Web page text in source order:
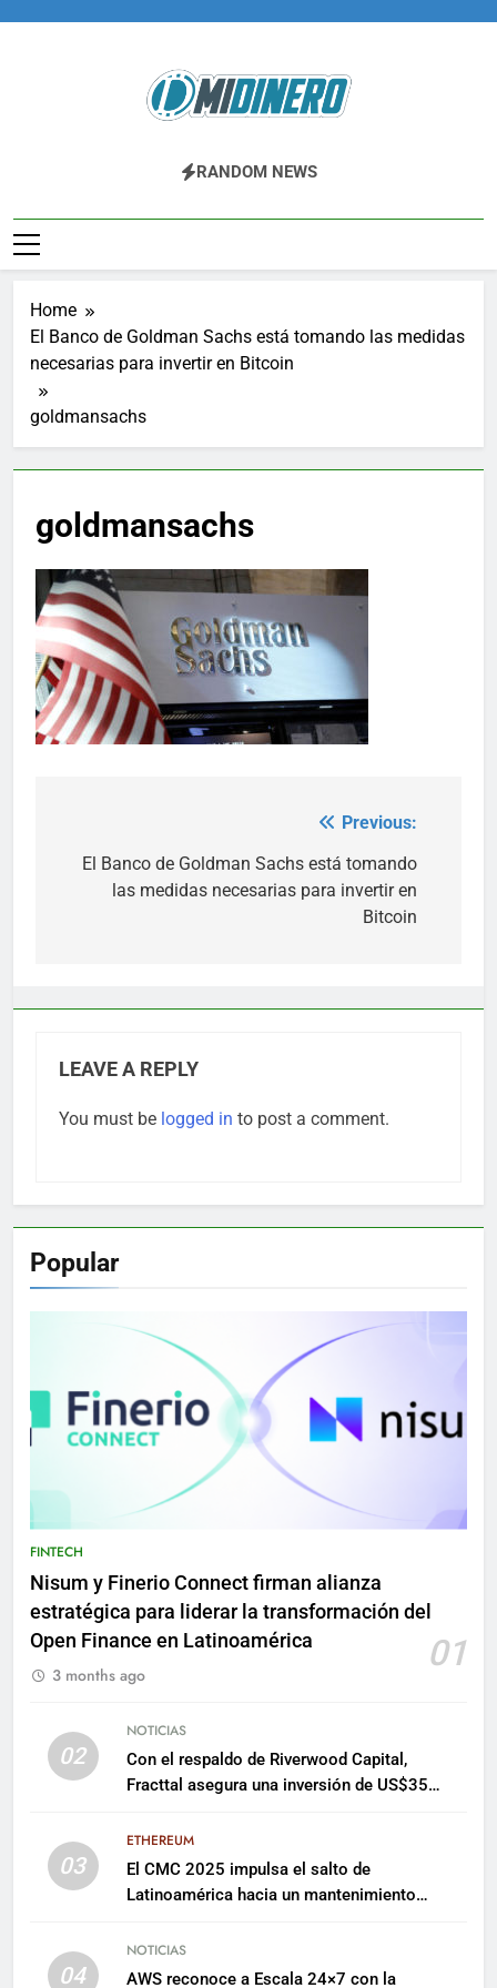
Midinero.co
Fintech, Criptomonedas
RANDOM NEWS
Home
El Banco de Goldman Sachs está tomando las medidas
necesarias para invertir en Bitcoin
goldmansachs
goldmansachs
navigation
Previous:
El Banco de Goldman Sachs está tomando
las medidas necesarias para invertir en
Bitcoin
LEAVE A REPLY
You must be logged in to post a comment.
Popular
FINTECH
Nisum y Finerio Connect firman alianza
estratégica para liderar la transformación del
Open Finance en Latinoamérica
01
3 months ago
02
NOTICIAS
Con el respaldo de Riverwood Capital,
Fracttal asegura una inversión de US$35
03
ETHEREUM
El CMC 2025 impulsa el salto de
Latinoamérica hacia un mantenimiento
04
NOTICIAS
AWS reconoce a Escala 24×7 con la